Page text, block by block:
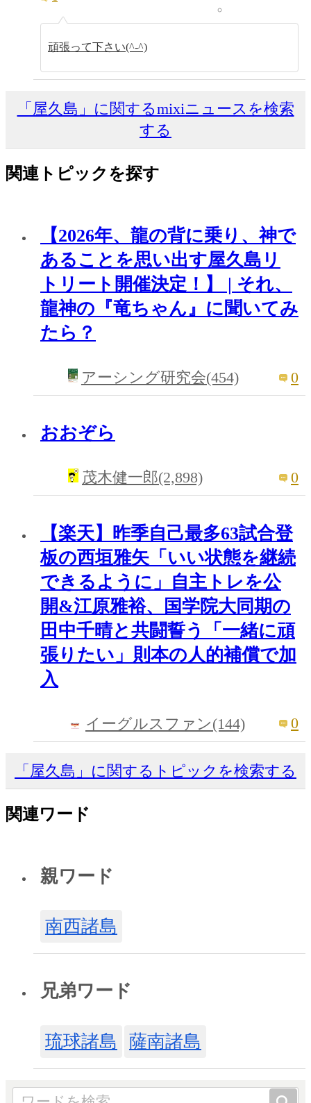
頑張って下さい(^-^)
「屋久島」に関するmixiニュースを検索
する
関連トピックを探す
【2026年、龍の背に乗り、神で
あることを思い出す屋久島リ
トリート開催決定！】 | それ、
龍神の『竜ちゃん』に聞いてみ
たら？
アーシング研究会(454) 0
おおぞら
茂木健一郎(2,898) 0
【楽天】昨季自己最多63試合登
板の西垣雅矢「いい状態を継続
できるように」自主トレを公
開&江原雅裕、国学院大同期の
田中千晴と共闘誓う「一緒に頑
張りたい」則本の人的補償で加
入
イーグルスファン(144) 0
「屋久島」に関するトピックを検索する
関連ワード
親ワード
南西諸島
兄弟ワード
琉球諸島 薩南諸島